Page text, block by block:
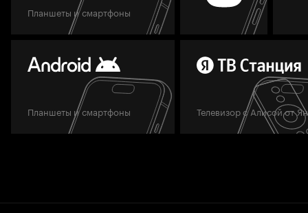
Планшеты и смартфоны
Планшеты и смартфоны Телевизор с Алисой от